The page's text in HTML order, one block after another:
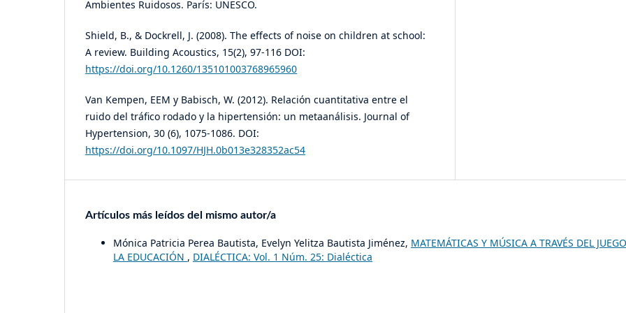
Ambientes Ruidosos. París: UNESCO.
Shield, B., & Dockrell, J. (2008). The effects of noise on children at school:
A review. Building Acoustics, 15(2), 97-116 DOI:
https://doi.org/10.1260/135101003768965960
Van Kempen, EEM y Babisch, W. (2012). Relación cuantitativa entre el
ruido del tráfico rodado y la hipertensión: un metaanálisis. Journal of
Hypertension, 30 (6), 1075-1086. DOI:
https://doi.org/10.1097/HJH.0b013e328352ac54
Artículos más leídos del mismo autor/a
Mónica Patricia Perea Bautista, Evelyn Yelitza Bautista Jiménez, MATEMÁTICAS Y MÚSICA A TRAVÉS DEL
LA EDUCACIÓN , DIALÉCTICA: Vol. 1 Núm. 25: Dialéctica